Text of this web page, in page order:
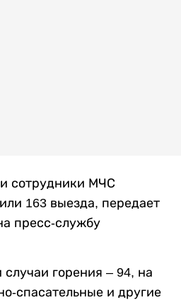
сотрудники МЧС
163 выезда, передает
пресс-службу
горения – 94, на
спасательные и другие